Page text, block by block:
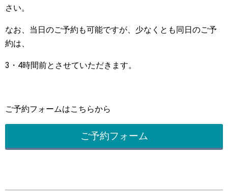
さい。
なお、当日のご予約も可能ですが、少なくとも同日のご予
約は、
3・4時間前とさせていただきます。
ご予約フォームはこちらから
ご予約フォーム